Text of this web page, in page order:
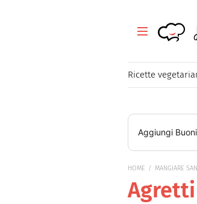
Healthy
Ricette
Tutte le ricette
Magazine
Mangiare Sano
Aggiungi
HOME MANGIARE